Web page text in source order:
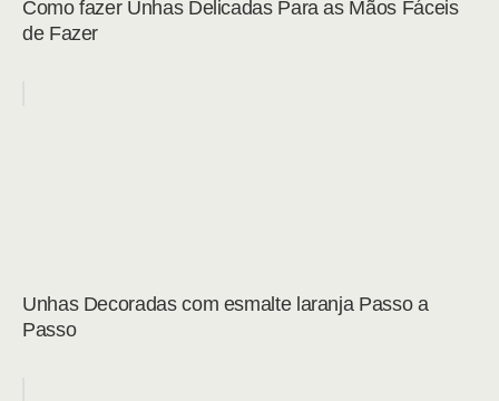
Como fazer Unhas Delicadas Para as Mãos Fáceis
de Fazer
Unhas Decoradas com esmalte laranja Passo a
Passo